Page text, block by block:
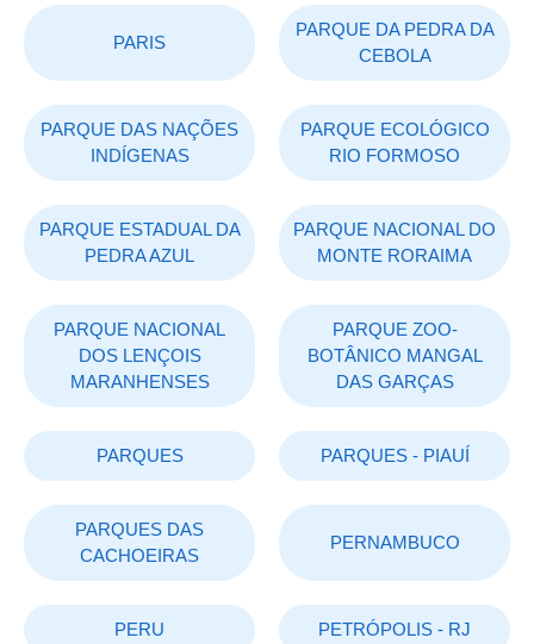
PARIS
PARQUE DA PEDRA DA
CEBOLA
PARQUE DAS NAÇÕES
INDÍGENAS
PARQUE ECOLÓGICO
RIO FORMOSO
PARQUE ESTADUAL DA
PEDRA AZUL
PARQUE NACIONAL DO
MONTE RORAIMA
PARQUE NACIONAL
DOS LENÇOIS
MARANHENSES
PARQUE ZOO-
BOTÂNICO MANGAL
DAS GARÇAS
PARQUES PARQUES - PIAUÍ
PARQUES DAS
CACHOEIRAS
PERNAMBUCO
PERU PETRÓPOLIS - RJ